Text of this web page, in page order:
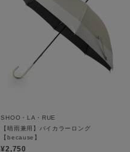
SHOO・LA・RUE
【晴雨兼用】バイカラーロング
【because】
¥2,750